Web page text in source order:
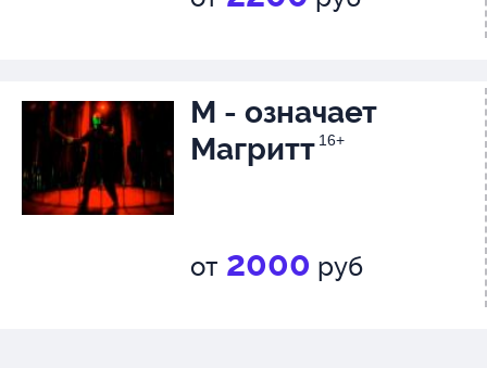
М - означает
Магритт 16+
от 2000 руб